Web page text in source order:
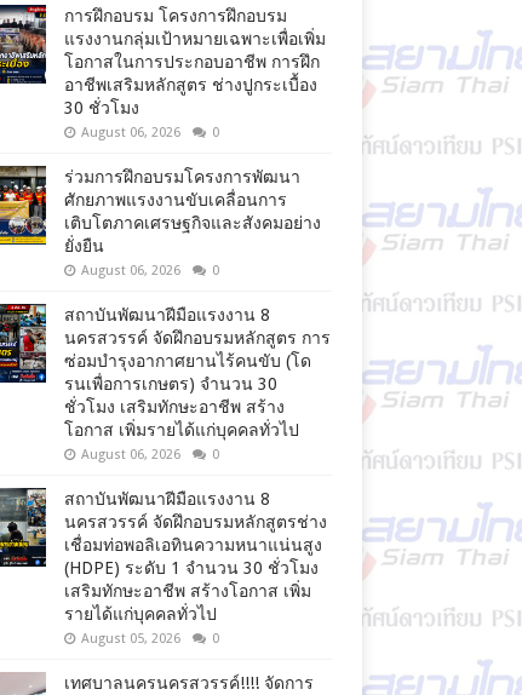
การฝึกอบรม โครงการฝึกอบรม
แรงงานกลุ่มเป้าหมายเฉพาะเพื่อเพิ่ม
โอกาสในการประกอบอาชีพ การฝึก
อาชีพเสริมหลักสูตร ช่างปูกระเบื้อง
30 ชั่วโมง
August 06, 2026 0
ร่วมการฝึกอบรมโครงการพัฒนา
ศักยภาพแรงงานขับเคลื่อนการ
เติบโตภาคเศรษฐกิจและสังคมอย่าง
ยั่งยืน
August 06, 2026 0
สถาบันพัฒนาฝีมือแรงงาน 8
นครสวรรค์ จัดฝึกอบรมหลักสูตร การ
ซ่อมบำรุงอากาศยานไร้คนขับ (โด
รนเพื่อการเกษตร) จำนวน 30
ชั่วโมง เสริมทักษะอาชีพ สร้าง
โอกาส เพิ่มรายได้แก่บุคคลทั่วไป
August 06, 2026 0
สถาบันพัฒนาฝีมือแรงงาน 8
นครสวรรค์ จัดฝึกอบรมหลักสูตรช่าง
เชื่อมท่อพอลิเอทินความหนาแน่นสูง
(HDPE) ระดับ 1 จำนวน 30 ชั่วโมง
เสริมทักษะอาชีพ สร้างโอกาส เพิ่ม
รายได้แก่บุคคลทั่วไป
August 05, 2026 0
เทศบาลนครนครสวรรค์!!!! จัดการ